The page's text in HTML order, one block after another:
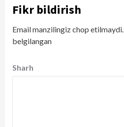
Fikr bildirish
Email manzilingiz chop etilmaydi.
belgilangan
Sharh